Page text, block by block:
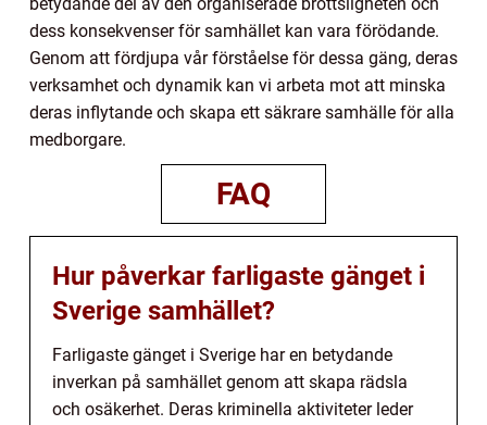
dess konsekvenser för samhället kan vara förödande.
Genom att fördjupa vår förståelse för dessa gäng, deras
verksamhet och dynamik kan vi arbeta mot att minska
deras inflytande och skapa ett säkrare samhälle för alla
medborgare.
FAQ
Hur påverkar farligaste gänget i
Sverige samhället?
Farligaste gänget i Sverige har en betydande
inverkan på samhället genom att skapa rädsla
och osäkerhet. Deras kriminella aktiviteter leder